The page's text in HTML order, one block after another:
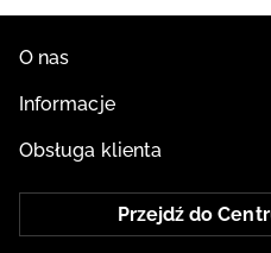
O nas
Informacje
Obsługa klienta
Przejdź do